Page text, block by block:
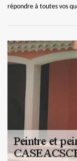
répondre à toutes vos